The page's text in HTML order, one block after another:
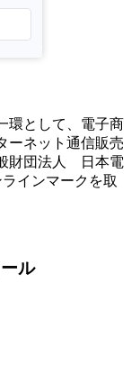
環として、電子商
ーネット通信販売
財団法人 日本電
インマークを取
ル